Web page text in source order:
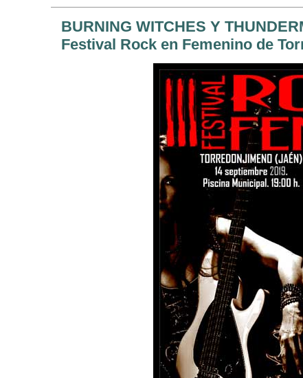
BURNING WITCHES Y
Festival Rock en Femenino de